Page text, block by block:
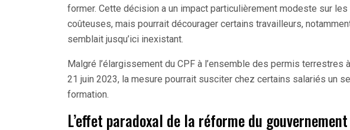
former. Cette décision a un impact particulièrement modeste sur
coûteuses, mais pourrait décourager certains travailleurs,
semblait jusqu’ici inexistant.
Malgré l’élargissement du CPF à l’ensemble des permis terrestres
21 juin 2023, la mesure pourrait susciter chez certains salariés un
formation.
L’effet paradoxal de la réforme du gouvernement